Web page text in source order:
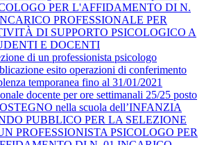
PER L'AFFIDAMENTO DI N.
PROFESSIONALE PER
DI SUPPORTO PSICOLOGICO A
E DOCENTI
di un professionista psicologo
esito operazioni di conferimento
temporanea fino al 31/01/2021
docente per ore settimanali 25/25 posto
nella scuola dell’INFANZIA
PUBBLICO PER LA SELEZIONE
PROFESSIONISTA PSICOLOGO PER